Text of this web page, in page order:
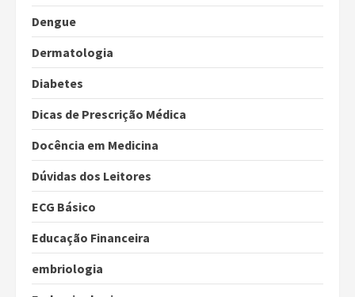
Dengue
Dermatologia
Diabetes
Dicas de Prescrição Médica
Docência em Medicina
Dúvidas dos Leitores
ECG Básico
Educação Financeira
embriologia